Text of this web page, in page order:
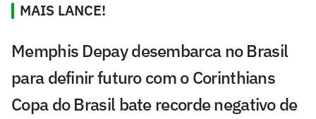
MAIS LANCE!
Memphis Depay desembarca no Brasil
para definir futuro com o Corinthians
Copa do Brasil bate recorde negativo de